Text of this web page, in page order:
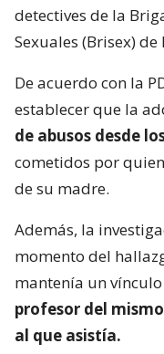
detectives de la
Sexuales (Brisex)
De acuerdo con la
establecer que la
de abusos desde
cometidos por
de su madre.
Además, la
momento del
mantenía un
profesor del
al que asistía.